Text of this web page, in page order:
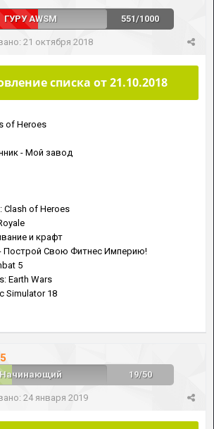
ГУРУ AWSM 551/1000
21 октября 2018
списка от 21.10.2018
of Heroes
- Мой завод
Clash of Heroes
и крафт
- Построй Свою Фитнес Империю!
5
Earth Wars
Simulator 18
Начинающий 19/50
24 января 2019